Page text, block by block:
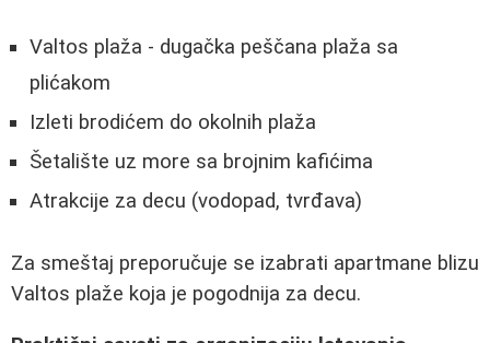
Valtos plaža - dugačka peščana plaža sa
plićakom
Izleti brodićem do okolnih plaža
Šetalište uz more sa brojnim kafićima
Atrakcije za decu (vodopad, tvrđava)
Za smeštaj preporučuje se izabrati apartmane blizu
Valtos plaže koja je pogodnija za decu.